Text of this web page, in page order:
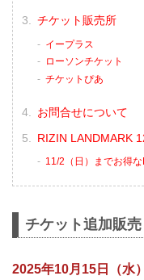
チケット販売所
イープラス
ローソンチケット
チケットぴあ
お問合せについて
RIZIN LANDMARK
11/2（日）までお得
チケット追加販
2025年10月15日（水